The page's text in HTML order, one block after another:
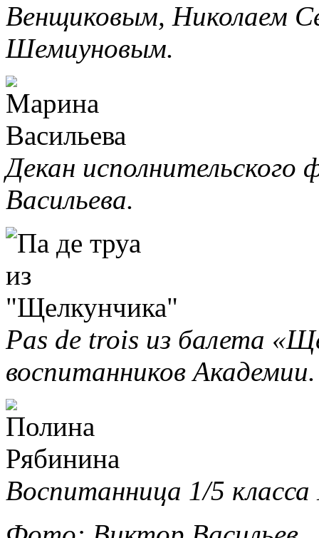
Венщиковым, Николаем
Шемиуновым.
Декан
Васильева.
Pas de trois из балета
воспитанников Академии.
Воспитанница 1/5